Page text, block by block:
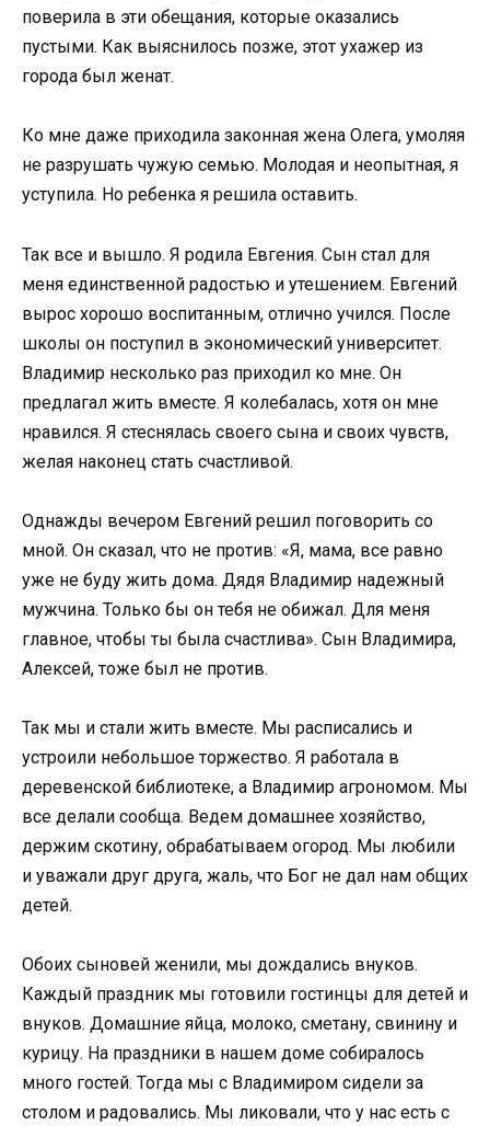
поверила в эти обещания, которые оказались
пустыми. Как выяснилось позже, этот ухажер из
города был женат.
Ко мне даже приходила законная жена Олега, умоляя
не разрушать чужую семью. Молодая и неопытная, я
уступила. Но ребенка я решила оставить.
Так все и вышло. Я родила Евгения. Сын стал для
меня единственной радостью и утешением. Евгений
вырос хорошо воспитанным, отлично учился. После
школы он поступил в экономический университет.
Владимир несколько раз приходил ко мне. Он
предлагал жить вместе. Я колебалась, хотя он мне
нравился. Я стеснялась своего сына и своих чувств,
желая наконец стать счастливой.
Однажды вечером Евгений решил поговорить со
мной. Он сказал, что не против: «Я, мама, все равно
уже не буду жить дома. Дядя Владимир надежный
мужчина. Только бы он тебя не обижал. Для меня
главное, чтобы ты была счастлива». Сын Владимира,
Алексей, тоже был не против.
Так мы и стали жить вместе. Мы расписались и
устроили небольшое торжество. Я работала в
деревенской библиотеке, а Владимир агрономом. Мы
все делали сообща. Ведем домашнее хозяйство,
держим скотину, обрабатываем огород. Мы любили
и уважали друг друга, жаль, что Бог не дал нам общих
детей.
Обоих сыновей женили, мы дождались внуков.
Каждый праздник мы готовили гостинцы для детей и
внуков. Домашние яйца, молоко, сметану, свинину и
курицу. На праздники в нашем доме собиралось
много гостей. Тогда мы с Владимиром сидели за
столом и радовались. Мы ликовали, что у нас есть с